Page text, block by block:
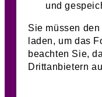
und
Sie müssen
laden, um das
beachten Sie,
Drittanbietern